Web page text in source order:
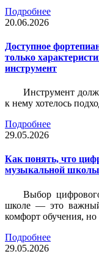
Подробнее
20.06.2026
Доступное
только
инструмент
Инструмент
к нему хотелось
Подробнее
29.05.2026
Как понять, что
музыкальной школы
Выбор
школе — это важный
комфорт обучения, но
Подробнее
29.05.2026